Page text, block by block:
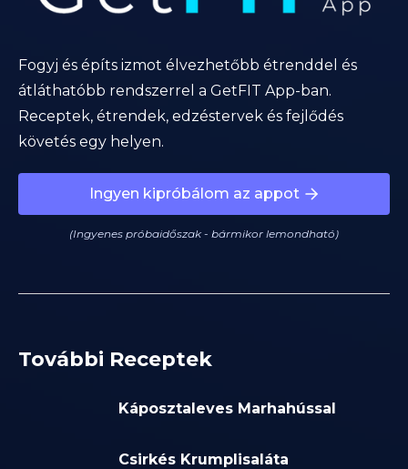
Fogyj és építs izmot élvezhetőbb étrenddel és
átláthatóbb rendszerrel a GetFIT App-ban.
Receptek, étrendek, edzéstervek és fejlődés
követés egy helyen.
Ingyen kipróbálom az appot
(Ingyenes próbaidőszak - bármikor lemondható)
További Receptek
Káposztaleves Marhahússal
Csirkés Krumplisaláta